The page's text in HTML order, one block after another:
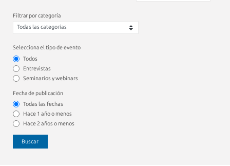
Filtrar por categoría
Selecciona el tipo de evento
Todos
Entrevistas
Seminarios y webinars
Fecha de publicación
Todas las fechas
Hace 1 año o menos
Hace 2 años o menos
Buscar